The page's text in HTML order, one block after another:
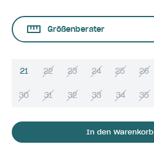
Größenberater
21 22 23 24 25 26
30 31 32 33 34 35
In den Warenkorb